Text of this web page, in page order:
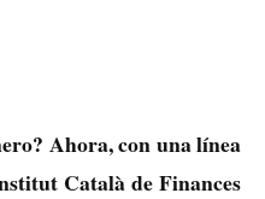
Ahora, con una línea
Català de Finances